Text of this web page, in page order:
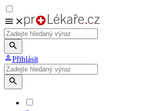
Přihlásit